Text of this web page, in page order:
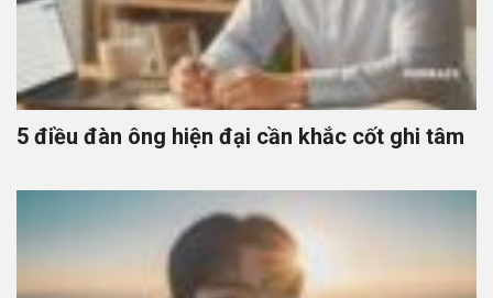
5 điều đàn ông hiện đại cần khắc cốt ghi tâm